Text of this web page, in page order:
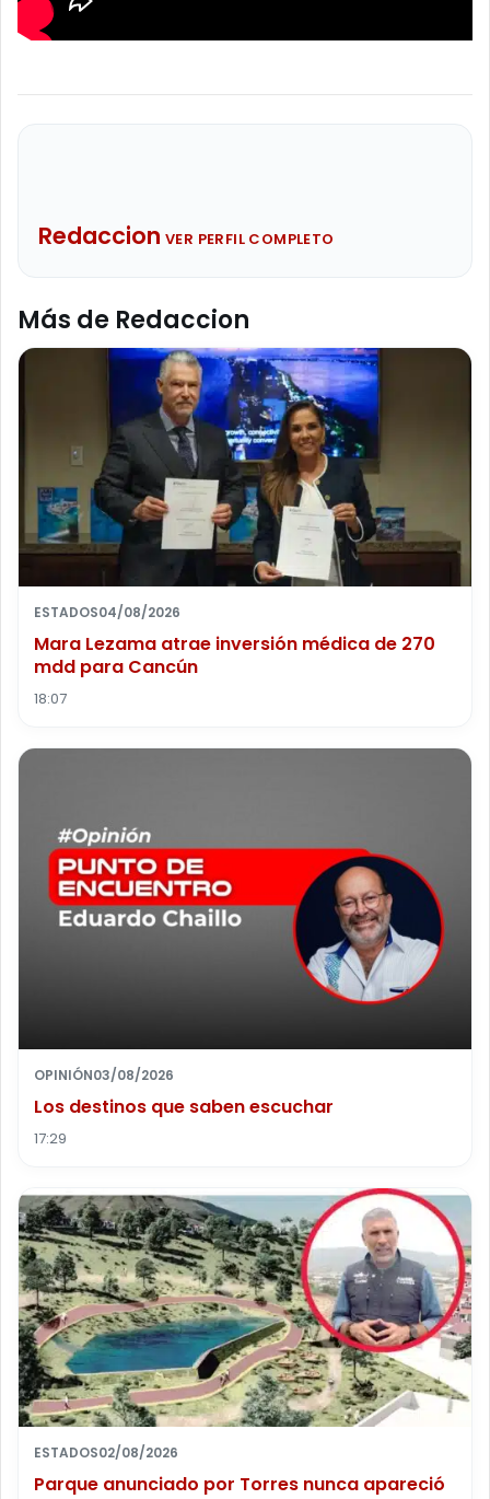
Redaccion VER PERFIL COMPLETO
Más de Redaccion
ESTADOS04/08/2026
Mara Lezama atrae inversión médica de 270
mdd para Cancún
18:07
OPINIÓN03/08/2026
Los destinos que saben escuchar
17:29
ESTADOS02/08/2026
Parque anunciado por Torres nunca apareció